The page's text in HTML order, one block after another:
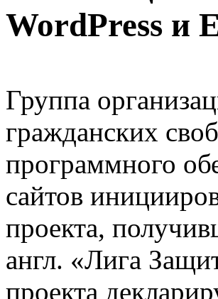
WordPress и
Группа
гражданских
программного
сайтов
проекта,
англ. «Лига
проекта